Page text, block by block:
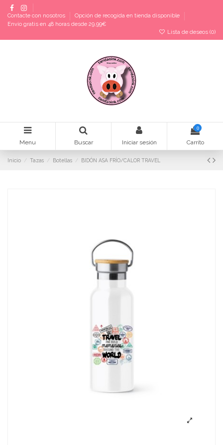
Contacte con nosotros
Opción de recogida en tienda disponible
Envío gratis en 48 horas desde 29,99€
Lista de deseos (0)
Menu Buscar Iniciar sesión
0
Carrito
Inicio Tazas Botellas BIDÓN ASA FRÍO/CALOR TRAVEL